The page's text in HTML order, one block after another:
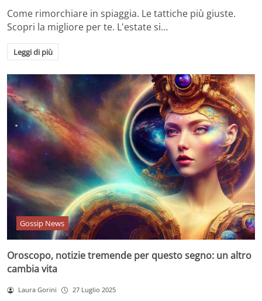
Come rimorchiare in spiaggia. Le tattiche più giuste.
Scopri la migliore per te. L'estate si…
Leggi di più
Gossip News
Oroscopo, notizie tremende per questo segno: un altro
cambia vita
Laura Gorini 27 Luglio 2025